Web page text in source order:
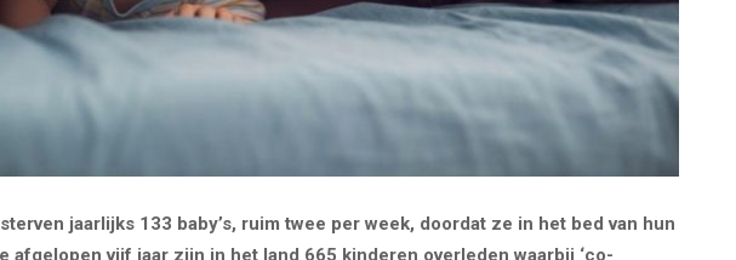
jaarlijks 133 baby’s, ruim twee per week, doordat ze in het bed van hun
afgelopen vijf jaar zijn in het land 665 kinderen overleden waarbij ‘co-